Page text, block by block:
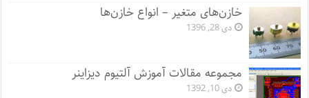
خازن‌های متغیر – انواع خازن‌ها
دی 28, 1396
مجموعه مقالات آموزش آلتیوم دیزاینر
دی 10, 1392